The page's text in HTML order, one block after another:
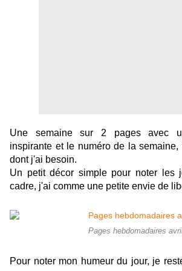
Une semaine sur 2 pages avec
inspirante et le numéro de la
dont j'ai besoin.
Un petit décor simple pour noter les
cadre, j'ai comme une petite envie de
Pages hebdomadaires
Pour noter mon humeur du jour, je